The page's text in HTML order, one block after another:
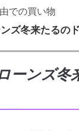
での買い物
ズ冬来たるの
ーンズ冬